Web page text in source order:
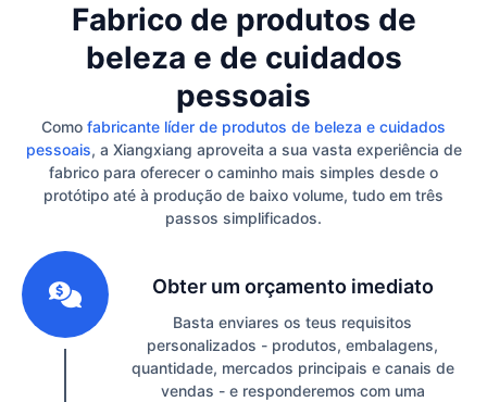
Fabrico de produtos de
beleza e de cuidados
pessoais
Como fabricante líder de produtos de beleza e cuidados
pessoais, a Xiangxiang aproveita a sua vasta experiência de
fabrico para oferecer o caminho mais simples desde o
protótipo até à produção de baixo volume, tudo em três
passos simplificados.
Obter um orçamento imediato
Basta enviares os teus requisitos
personalizados - produtos, embalagens,
quantidade, mercados principais e canais de
vendas - e responderemos com uma